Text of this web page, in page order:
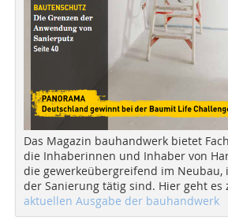
Das Magazin bauhandwerk bietet
die Inhaberinnen und Inhaber von
die gewerkeübergreifend im Neubau,
der Sanierung tätig sind. Hier geht es
aktuellen Ausgabe der bauhandwerk